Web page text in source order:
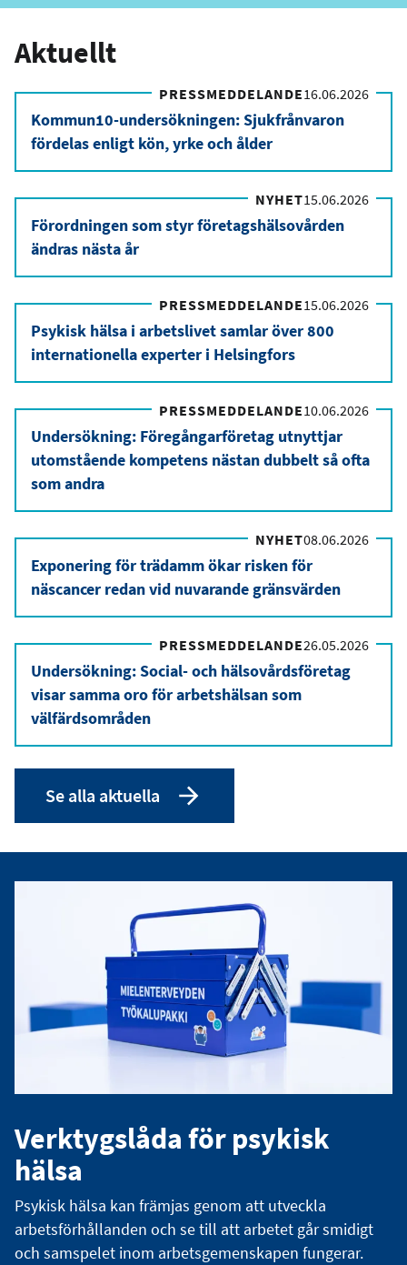
Aktuellt
PRESSMEDDELANDE16.06.2026
Kommun10-undersökningen: Sjukfrånvaron
fördelas enligt kön, yrke och ålder
NYHET15.06.2026
Förordningen som styr företagshälsovården
ändras nästa år
PRESSMEDDELANDE15.06.2026
Psykisk hälsa i arbetslivet samlar över 800
internationella experter i Helsingfors
PRESSMEDDELANDE10.06.2026
Undersökning: Föregångarföretag utnyttjar
utomstående kompetens nästan dubbelt så ofta
som andra
NYHET08.06.2026
Exponering för trädamm ökar risken för
näscancer redan vid nuvarande gränsvärden
PRESSMEDDELANDE26.05.2026
Undersökning: Social- och hälsovårdsföretag
visar samma oro för arbetshälsan som
välfärdsområden
Se alla aktuella
Verktygslåda för psykisk
hälsa
Psykisk hälsa kan främjas genom att utveckla
arbetsförhållanden och se till att arbetet går smidigt
och samspelet inom arbetsgemenskapen fungerar.